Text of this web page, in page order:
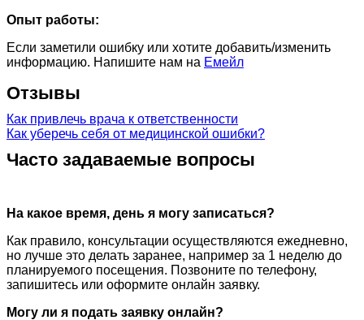
Опыт работы:
Если заметили ошибку или хотите добавить/изменить
информацию. Напишите нам на Емейл
Отзывы
Как привлечь врача к ответственности
Как уберечь себя от медицинской ошибки?
Часто задаваемые вопросы
На какое время, день я могу записаться?
Как правило, консультации осуществляются ежедневно,
но лучше это делать заранее, например за 1 неделю до
планируемого посещения. Позвоните по телефону,
запишитесь или оформите онлайн заявку.
Могу ли я подать заявку онлайн?